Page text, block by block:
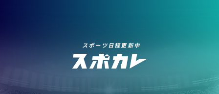
スポーツ日程更新中